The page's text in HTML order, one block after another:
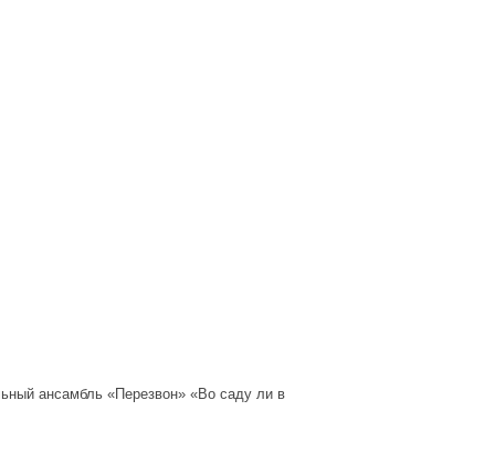
ансамбль «Перезвон» «Во саду ли в